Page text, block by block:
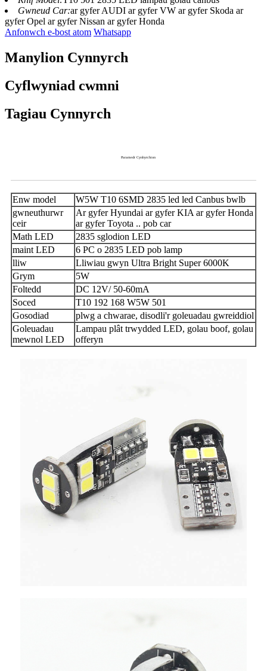
Gwneud Car:ar gyfer AUDI ar gyfer VW ar gyfer Skoda ar
gyfer Opel ar gyfer Nissan ar gyfer Honda
Anfonwch e-bost atom Whatsapp
Manylion Cynnyrch
Cyflwyniad cwmni
Tagiau Cynnyrch
Paramedr Cynhyrchion
Enw model
W5W T10 6SMD 2835 led led Canbus bwlb
gwneuthurwr
ceir
Ar gyfer Hyundai ar gyfer KIA ar gyfer Honda
ar gyfer Toyota .. pob car
Math LED
2835 sglodion LED
maint LED
6 PC o 2835 LED pob lamp
lliw
Lliwiau gwyn Ultra Bright Super 6000K
Grym
5W
Foltedd
DC 12V/ 50-60mA
Soced
T10 192 168 W5W 501
Gosodiad
plwg a chwarae, disodli'r goleuadau gwreiddiol
Goleuadau
mewnol LED
Lampau plât trwydded LED, golau boof, golau
offeryn